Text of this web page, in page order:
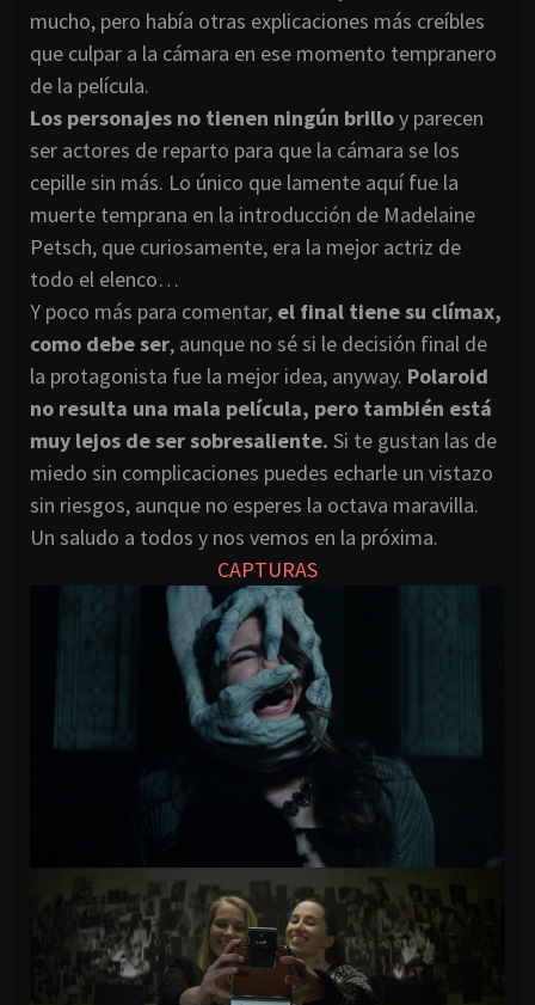
mucho, pero había otras explicaciones más creíbles
que culpar a la cámara en ese momento tempranero
de la película.
Los personajes no tienen ningún brilloy parecen
ser actores de reparto para que la cámara se los
cepille sin más. Lo único que lamente aquí fue la
muerte temprana en la introducción de Madelaine
Petsch, que curiosamente, era la mejor actriz de
todo el elenco…
Y poco más para comentar, el final tiene su clímax,
como debe ser, aunque no sé si le decisión final de
la protagonista fue la mejor idea, anyway. Polaroid
no resulta una mala película, pero también está
muy lejos de ser sobresaliente. Si te gustan las de
miedo sin complicaciones puedes echarle un vistazo
sin riesgos, aunque no esperes la octava maravilla.
Un saludo a todos y nos vemos en la próxima.
CAPTURAS